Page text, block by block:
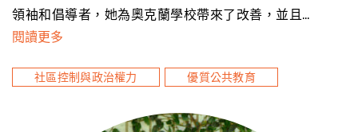
領袖和倡導者，她為奧克蘭學校帶來了改善，並且…
閱讀更多
社區控制與政治權力 優質公共教育